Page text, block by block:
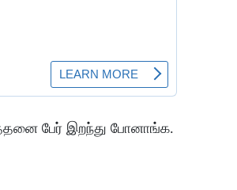
பேர் இறந்து போனாங்க.